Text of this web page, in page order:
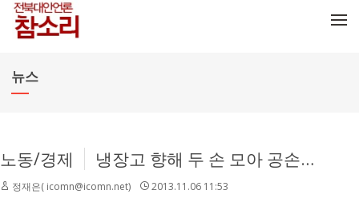
뉴스
노동/경제 냉장고 향해 두 손 모아 공손히...삼성전자서비스 피에로
정재은( icomn@icomn.net) 2013.11.06 11:53